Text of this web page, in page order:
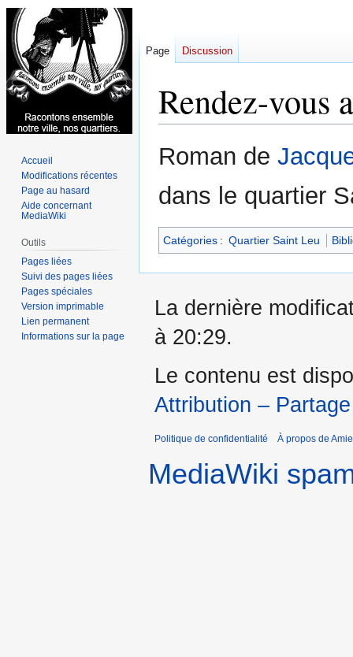
Rendez-vous
Aller
à
navigation
Aller
à
recherche
Roman de
dans le quartier
Catégories : Quartier Saint Leu
Page Discussion
Accueil
Modifications récentes
Page au hasard
Aide concernant
MediaWiki
Outils
Pages liées
Suivi des pages liées
Pages spéciales
Version imprimable
Lien permanent
Informations sur la page
La dernière
à 20:29.
Le contenu est
Attribution –
Politique de confidentialité À propos de
MediaWiki